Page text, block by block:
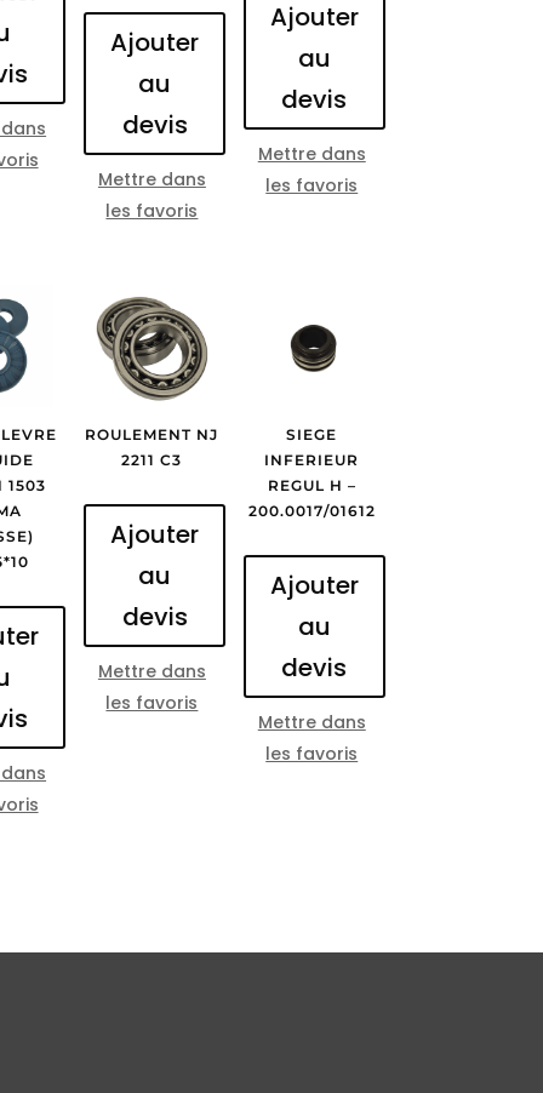
Ajouter
au
devis
Mettre dans
les favoris
Ajouter
au
devis
Mettre dans
les favoris
1503
ROULEMENT NJ
2211 C3
Ajouter
au
devis
Mettre dans
les favoris
SIEGE
INFERIEUR
REGUL H –
200.0017/01612
Ajouter
au
devis
Mettre dans
les favoris